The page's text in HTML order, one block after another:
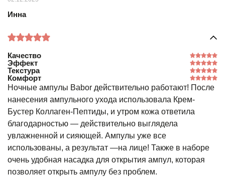
Инна
Качество
Эффект
Текстура
Комфорт
Ночные ампулы Babor действительно работают! После
нанесения ампульного ухода использовала Крем-
Бустер Коллаген-Пептиды, и утром кожа ответила
благодарностью — действительно выглядела
увлажненной и сияющей. Ампулы уже все
использованы, а результат —на лице! Также в наборе
очень удобная насадка для открытия ампул, которая
позволяет открыть ампулу без проблем.